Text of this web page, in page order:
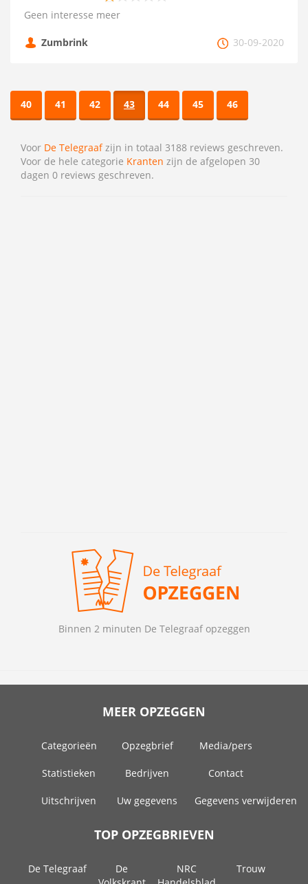
Geen interesse meer
Zumbrink 30-09-2020
40 41 42 43 44 45 46
Voor De Telegraafzijn in totaal 3188 reviews geschreven.
Voor de hele categorie Kranten zijn de afgelopen 30
dagen 0 reviews geschreven.
Binnen 2 minuten De Telegraaf opzeggen
MEER OPZEGGEN
Categorieën Opzegbrief Media/pers
Statistieken Bedrijven Contact
Uitschrijven Uw gegevens Gegevens verwijderen
TOP OPZEGBRIEVEN
De Telegraaf
De
NRC
Trouw